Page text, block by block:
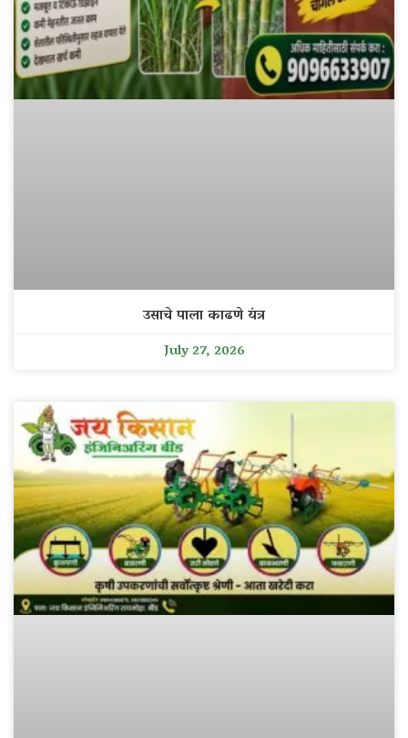
उसाचे पाला काढणे यंत्र
July 27, 2026